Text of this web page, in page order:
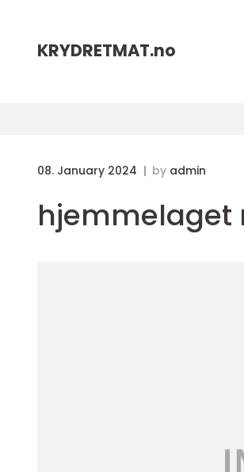
KRYDRETMAT.no
08. January 2024 by admin
hjemmelaget